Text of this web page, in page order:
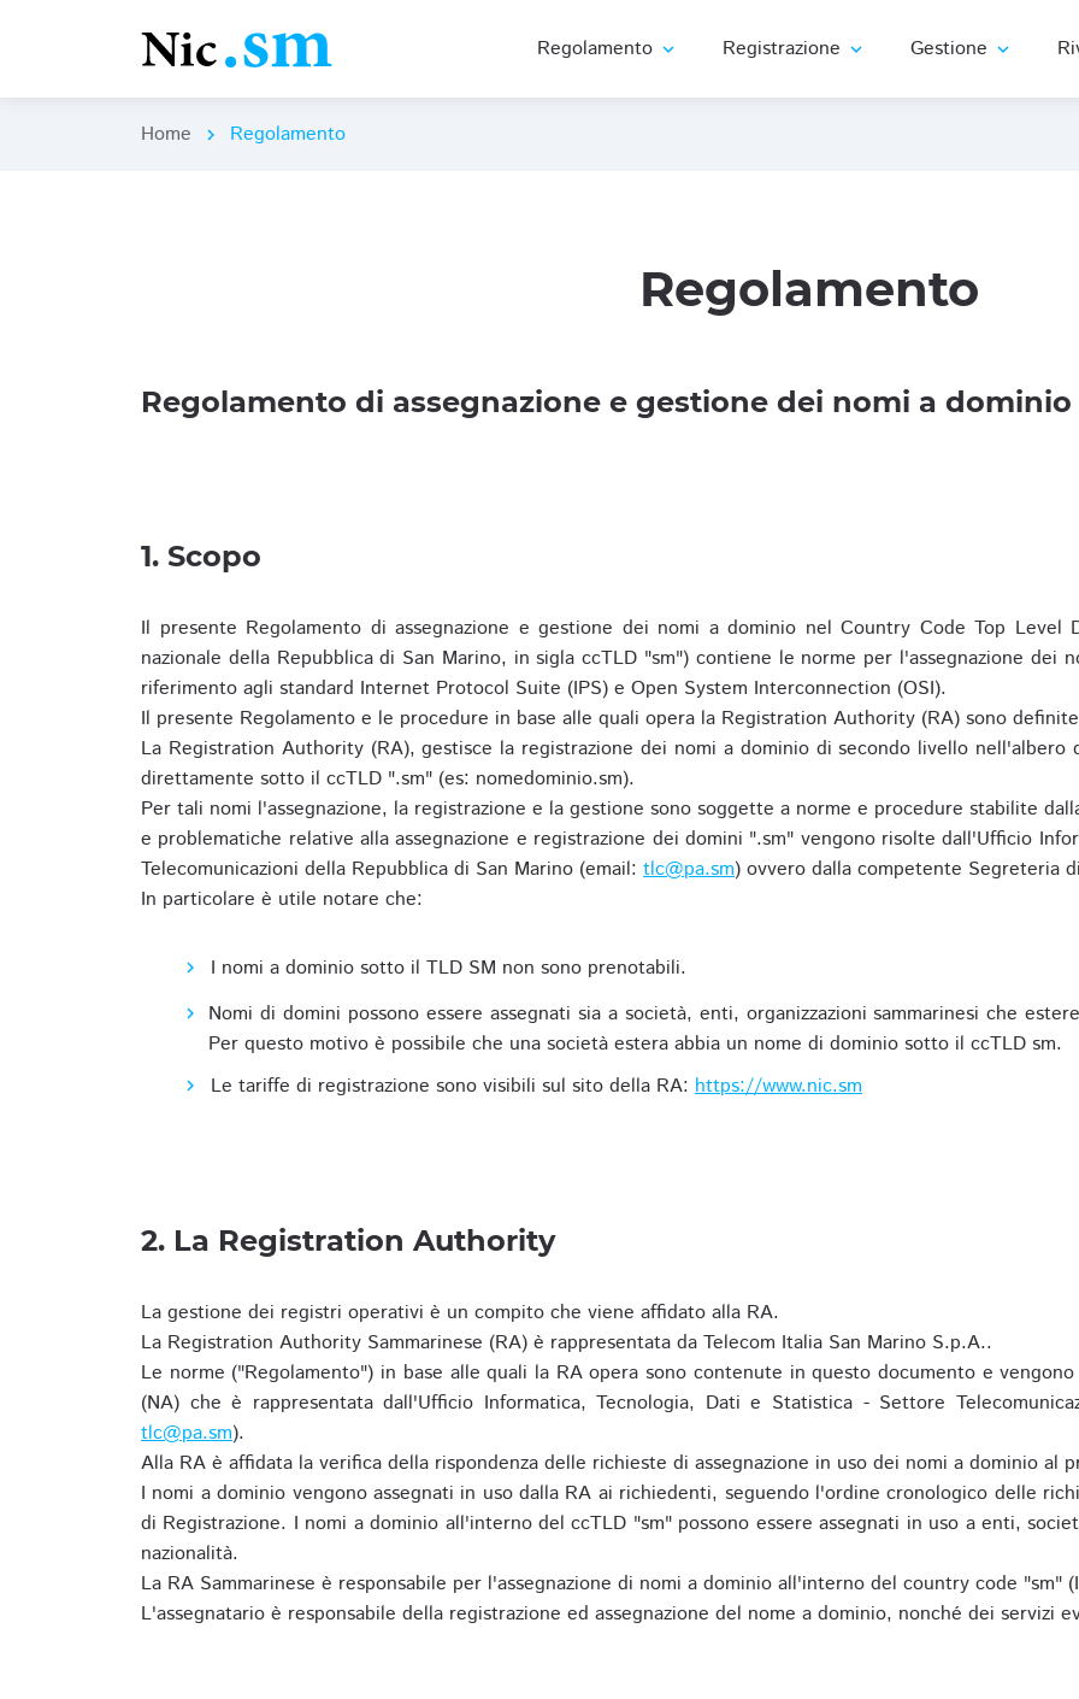
Regolamento expand_more Registrazione expand_more Gestione expand_more
Home chevron_right Regolamento
Regolamento
Regolamento di assegnazione e gestione dei nomi a dominio
1. Scopo
Il presente Regolamento di assegnazione e gestione dei nomi a dominio nel Country Code Top Level
nazionale della Repubblica di San Marino, in sigla ccTLD "sm") contiene le norme per l'assegnazione dei
riferimento agli standard Internet Protocol Suite (IPS) e Open System Interconnection (OSI).
Il presente Regolamento e le procedure in base alle quali opera la Registration Authority (RA) sono
La Registration Authority (RA), gestisce la registrazione dei nomi a dominio di secondo livello nell'albero
direttamente sotto il ccTLD ".sm" (es: nomedominio.sm).
Per tali nomi l'assegnazione, la registrazione e la gestione sono soggette a norme e procedure stabilite
e problematiche relative alla assegnazione e registrazione dei domini ".sm" vengono risolte dall'Ufficio
Telecomunicazioni della Repubblica di San Marino (email: tlc@pa.sm) ovvero dalla competente Segreteria
In particolare è utile notare che:
I nomi a dominio sotto il TLD SM non sono prenotabili.
Nomi di domini possono essere assegnati sia a società, enti, organizzazioni sammarinesi che
Per questo motivo è possibile che una società estera abbia un nome di dominio sotto il ccTLD sm.
Le tariffe di registrazione sono visibili sul sito della RA: https://www.nic.sm
2. La Registration Authority
La gestione dei registri operativi è un compito che viene affidato alla RA.
La Registration Authority Sammarinese (RA) è rappresentata da Telecom Italia San Marino S.p.A..
Le norme ("Regolamento") in base alle quali la RA opera sono contenute in questo documento e
(NA) che è rappresentata dall'Ufficio Informatica, Tecnologia, Dati e Statistica - Settore
tlc@pa.sm).
Alla RA è affidata la verifica della rispondenza delle richieste di assegnazione in uso dei nomi a dominio al
I nomi a dominio vengono assegnati in uso dalla RA ai richiedenti, seguendo l'ordine cronologico delle
di Registrazione. I nomi a dominio all'interno del ccTLD "sm" possono essere assegnati in uso a enti,
nazionalità.
La RA Sammarinese è responsabile per l'assegnazione di nomi a dominio all'interno del country code "sm"
L'assegnatario è responsabile della registrazione ed assegnazione del nome a dominio, nonché dei servizi